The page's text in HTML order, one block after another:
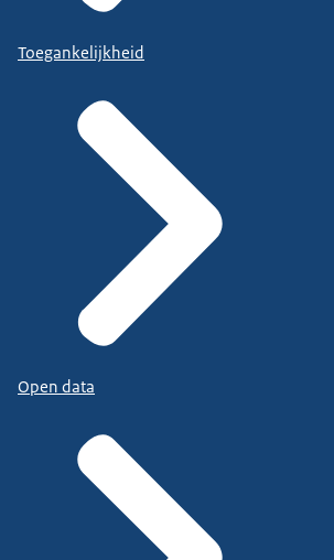
Toegankelijkheid
Open data